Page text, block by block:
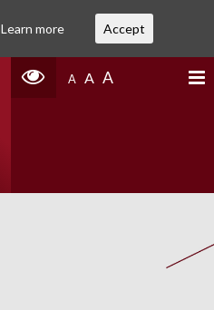
A A A
Learn more Accept